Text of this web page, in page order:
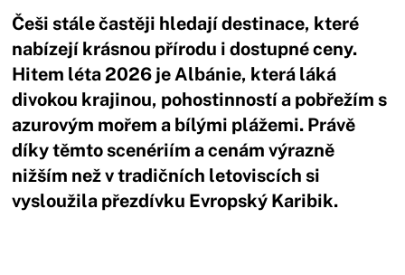
Češi stále častěji hledají destinace, které
nabízejí krásnou přírodu i dostupné ceny.
Hitem léta 2026 je Albánie, která láká
divokou krajinou, pohostinností a pobřežím s
azurovým mořem a bílými plážemi. Právě
díky těmto scenériím a cenám výrazně
nižším než v tradičních letoviscích si
vysloužila přezdívku Evropský Karibik.